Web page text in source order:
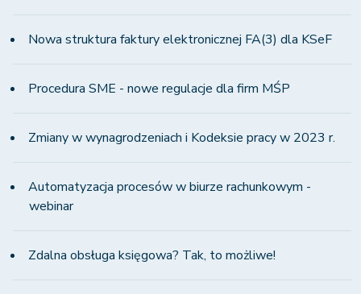
Nowa struktura faktury elektronicznej FA(3) dla KSeF
Procedura SME - nowe regulacje dla firm MŚP
Zmiany w wynagrodzeniach i Kodeksie pracy w 2023 r.
Automatyzacja procesów w biurze rachunkowym -
webinar
Zdalna obsługa księgowa? Tak, to możliwe!